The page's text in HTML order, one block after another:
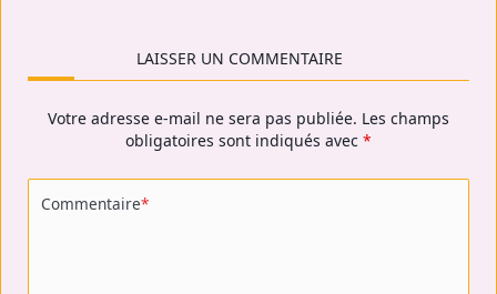
LAISSER UN COMMENTAIRE
Votre adresse e-mail ne sera pas publiée. Les champs
obligatoires sont indiqués avec *
Commentaire*